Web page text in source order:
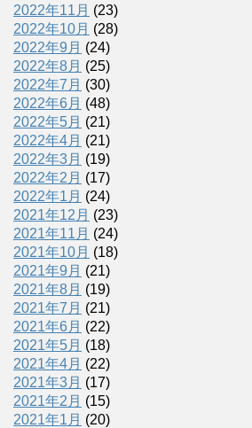
2022年11月 (23)
2022年10月 (28)
2022年9月 (24)
2022年8月 (25)
2022年7月 (30)
2022年6月 (48)
2022年5月 (21)
2022年4月 (21)
2022年3月 (19)
2022年2月 (17)
2022年1月 (24)
2021年12月 (23)
2021年11月 (24)
2021年10月 (18)
2021年9月 (21)
2021年8月 (19)
2021年7月 (21)
2021年6月 (22)
2021年5月 (18)
2021年4月 (22)
2021年3月 (17)
2021年2月 (15)
2021年1月 (20)